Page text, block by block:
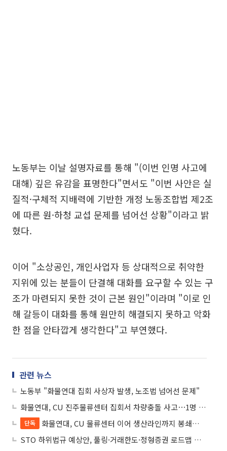
노동부는 이날 설명자료를 통해 "(이번 인명 사고에
대해) 깊은 유감을 표명한다"면서도 "이번 사안은 실
질적·구체적 지배력에 기반한 개정 노동조합법 제2조
에 따른 원·하청 교섭 문제를 넘어선 상황"이라고 밝
혔다.
이어 "소상공인, 개인사업자 등 상대적으로 취약한
지위에 있는 분들이 단결해 대화를 요구할 수 있는 구
조가 마련되지 못한 것이 근본 원인"이라며 "이로 인
해 갈등이 대화를 통해 원만히 해결되지 못하고 악화
한 점을 안타깝게 생각한다"고 부연했다.
관련 뉴스
노동부 "화물연대 집회 사상자 발생, 노조법 넘어선 문제"
화물연대, CU 진주물류센터 집회서 차량충돌 사고⋯1명 사망·2명 부상
단독
화물연대, CU 물류센터 이어 생산라인까지 봉쇄…‘간편식 공급’ 올스톱
STO 하위법규 예상안, 풀링·거래한도·정형증권 로드맵 제시